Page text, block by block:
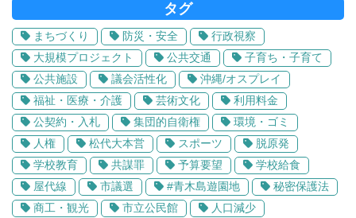
タグ
まちづくり 防災・安全
行政視察
大規模プロジェクト
公共交通
子育ち・子育て
公共施設
議会活性化
沖縄/オスプレイ
福祉・医療・介護
芸術文化
利用料金
公契約・入札
集団的自衛権
環境・ゴミ
人権
松代大本営 スポーツ
脱原発
学校教育
共謀罪 予算要望
学校給食
屋代線
市議選 #青木島遊園地
秘密保護法
商工・観光
市立公民館
人口減少